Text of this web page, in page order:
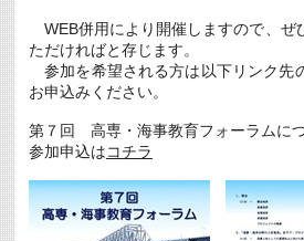
WEB併用により開催しますので、ぜ
ただければと存じます。
参加を希望される方は以下リンク先
お申込みください。
第７回 高専・海事教育フォーラムに
参加申込はコチラ